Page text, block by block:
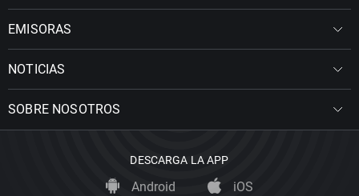
EMISORAS
NOTICIAS
SOBRE NOSOTROS
DESCARGA LA APP
Android iOS